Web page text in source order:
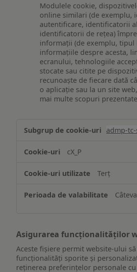
Modulele cookie,
online similari (de exemplu,
autentificare, identificatorii
identificatorii de rețea)
informații (de exemplu, tipul
informațiile despre acesta,
ecranului, tehnologiile
stocate sau citite pe
recunoaște de fiecare dată
o aplicație sau la un site
mai multe scopuri
și/sau
informațiilor
pe
dispozitiv
admp-
cX_P
Terț
Asigurarea funcționalităților
Aceste fișiere permit website-ului
funcționalități sporite și
reţinerea preferinţelor personale